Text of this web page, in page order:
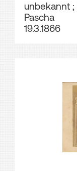
unbekannt;
Pascha
19.3.1866